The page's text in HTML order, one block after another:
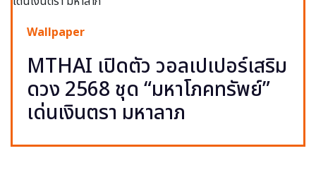
Wallpaper
MTHAI เปิดตัว วอลเปเปอร์เสริม
ดวง 2568 ชุด “มหาโภคทรัพย์”
เด่นเงินตรา มหาลาภ